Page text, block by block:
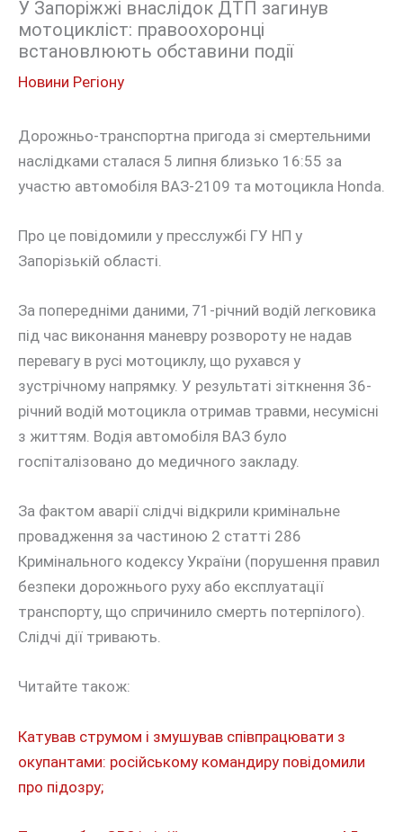
У Запоріжжі внаслідок ДТП загинув
мотоцикліст: правоохоронці
встановлюють обставини події
Новини Регіону
Дорожньо-транспортна пригода зі смертельними
наслідками сталася 5 липня близько 16:55 за
участю автомобіля ВАЗ-2109 та мотоцикла Honda.
Про це повідомили у пресслужбі ГУ НП у
Запорізькій області.
За попередніми даними, 71-річний водій легковика
під час виконання маневру розвороту не надав
перевагу в русі мотоциклу, що рухався у
зустрічному напрямку. У результаті зіткнення 36-
річний водій мотоцикла отримав травми, несумісні
з життям. Водія автомобіля ВАЗ було
госпіталізовано до медичного закладу.
За фактом аварії слідчі відкрили кримінальне
провадження за частиною 2 статті 286
Кримінального кодексу України (порушення правил
безпеки дорожнього руху або експлуатації
транспорту, що спричинило смерть потерпілого).
Слідчі дії тривають.
Читайте також:
Катував струмом і змушував співпрацювати з
окупантами: російському командиру повідомили
про підозру;